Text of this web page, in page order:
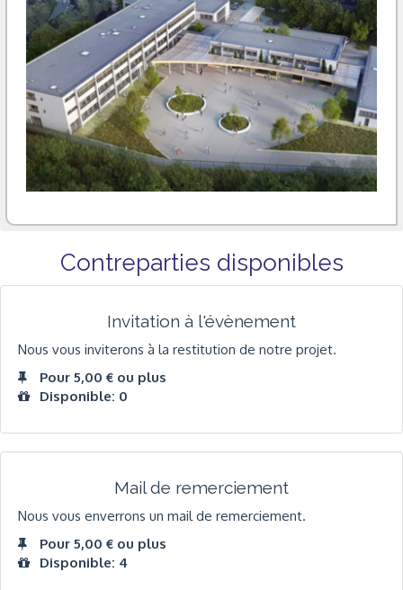
Contreparties disponibles
Invitation à l'évènement
Nous vous inviterons à la restitution de notre projet.
Pour 5,00 € ou plus
Disponible: 0
Mail de remerciement
Nous vous enverrons un mail de remerciement.
Pour 5,00 € ou plus
Disponible: 4